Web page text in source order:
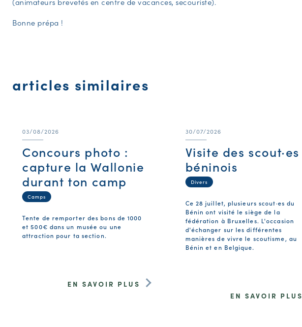
Bonne prépa !
articles similaires
03/08/2026
Concours photo :
capture la Wallonie
durant ton camp
Camps
Tente de remporter des bons de 1000
et 500€ dans un musée ou une
attraction pour ta section.
EN SAVOIR PLUS
30/07/2026
Visite des scout·es
béninois
Divers
Ce 28 juillet, plusieurs scout·es du
Bénin ont visité le siège de la
fédération à Bruxelles. L'occasion
d'échanger sur les différentes
manières de vivre le scoutisme, au
Bénin et en Belgique.
EN SAVOIR PLUS